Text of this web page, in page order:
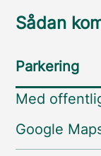
Sådan
Parkering
Med
Google